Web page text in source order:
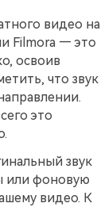
видео на
Filmora — это
освоив
что звук
это
звук
или фоновую
видео. К